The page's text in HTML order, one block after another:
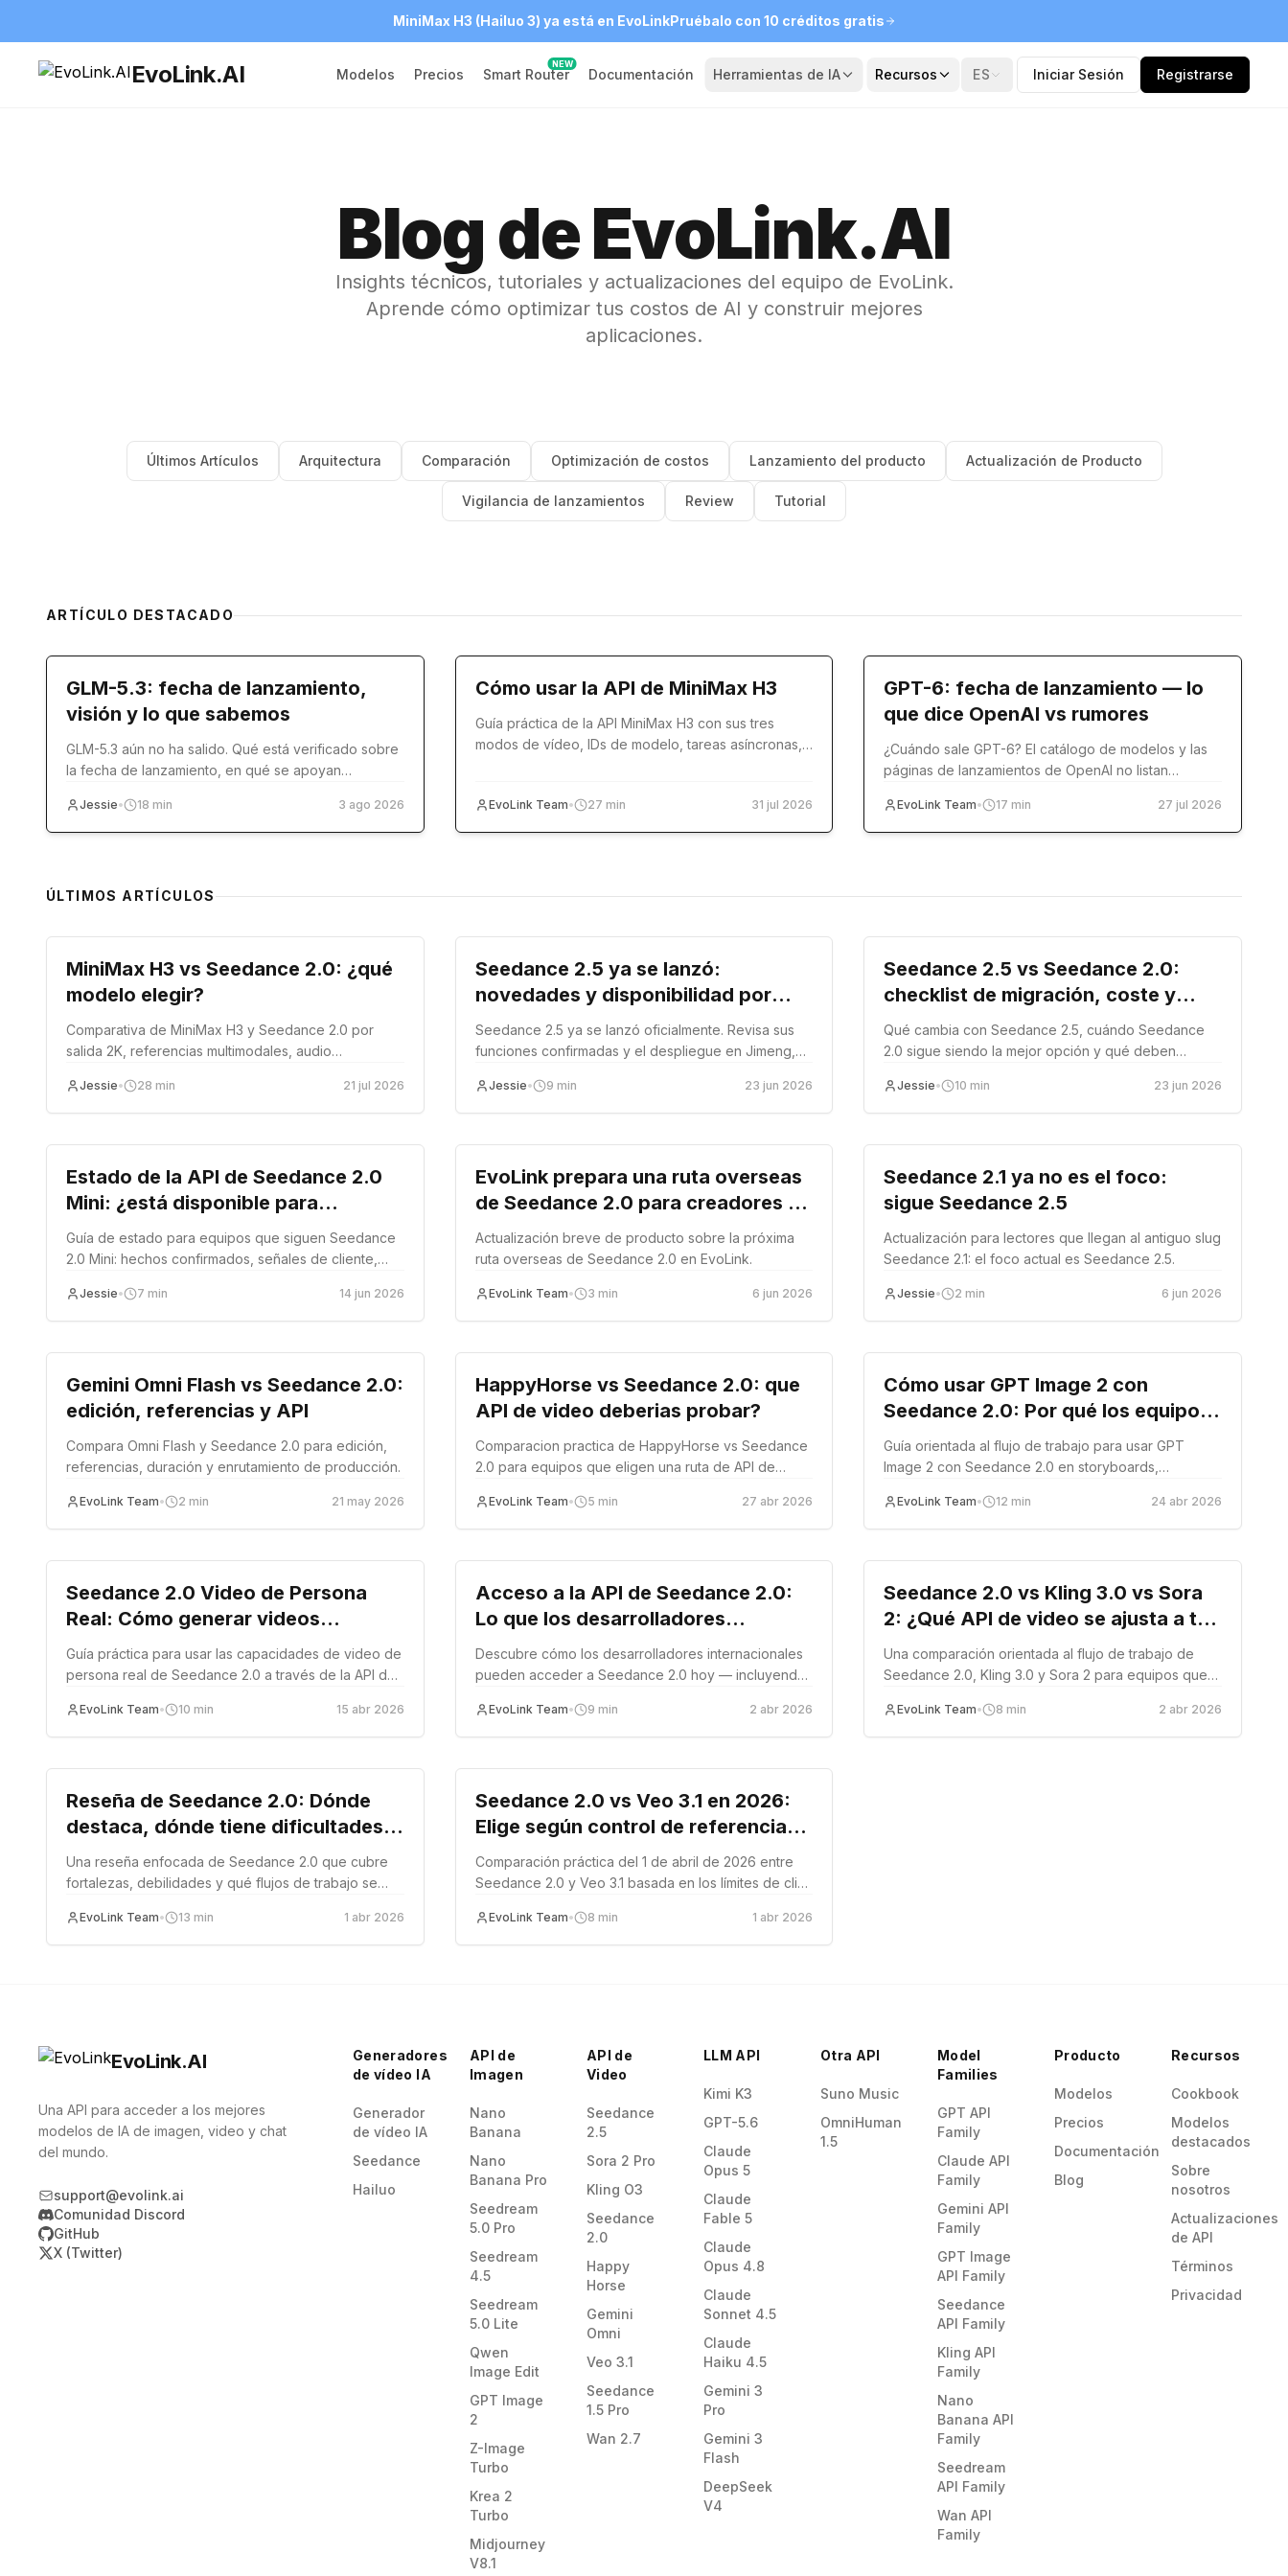
MiniMax H3 (Hailuo 3) ya está en EvoLinkPruébalo con 10 créditos gratis
EvoLink.AI Modelos Precios Smart Router
NEW
Documentación Herramientas de IA Recursos ES Iniciar Sesión Registrarse
Blog de EvoLink.AI
Insights técnicos, tutoriales y actualizaciones del equipo de EvoLink.
Aprende cómo optimizar tus costos de AI y construir mejores
aplicaciones.
Últimos Artículos Arquitectura Comparación Optimización de costos Lanzamiento del producto Actualización de Producto
Vigilancia de lanzamientos Review Tutorial
ARTÍCULO DESTACADO
GLM-5.3: fecha de lanzamiento,
visión y lo que sabemos
GLM-5.3 aún no ha salido. Qué está verificado sobre
la fecha de lanzamiento, en qué se apoyan
Jessie• 18 min 3 ago 2026
Cómo usar la API de MiniMax H3
Guía práctica de la API MiniMax H3 con sus tres
modos de vídeo, IDs de modelo, tareas asíncronas,
EvoLink Team• 27 min 31 jul 2026
GPT-6: fecha de lanzamiento — lo
que dice OpenAI vs rumores
¿Cuándo sale GPT-6? El catálogo de modelos y las
páginas de lanzamientos de OpenAI no listan
y Polymarket.
EvoLink Team• 17 min 27 jul 2026
ÚLTIMOS ARTÍCULOS
MiniMax H3 vs Seedance 2.0: ¿qué
modelo elegir?
Comparativa de MiniMax H3 y Seedance 2.0 por
salida 2K, referencias multimodales, audio
en un flujo de producción.
Jessie• 28 min 21 jul 2026
Seedance 2.5 ya se lanzó:
novedades y disponibilidad por
plataforma
Seedance 2.5 ya se lanzó oficialmente. Revisa sus
funciones confirmadas y el despliegue en Jimeng,
Jessie• 9 min 23 jun 2026
Seedance 2.5 vs Seedance 2.0:
checklist de migración, coste y
estabilidad
Qué cambia con Seedance 2.5, cuándo Seedance
2.0 sigue siendo la mejor opción y qué deben
un flujo de vídeo.
Jessie• 10 min 23 jun 2026
Lanzamiento del producto
Estado de la API de Seedance 2.0
Mini: ¿está disponible para
desarrolladores?
Guía de estado para equipos que siguen Seedance
2.0 Mini: hechos confirmados, señales de cliente,
Jessie• 7 min 14 jun 2026
Actualización de Producto
EvoLink prepara una ruta overseas
de Seedance 2.0 para creadores y
desarrolladores
Actualización breve de producto sobre la próxima
ruta overseas de Seedance 2.0 en EvoLink.
EvoLink Team• 3 min 6 jun 2026
Lanzamiento del producto
Seedance 2.1 ya no es el foco:
sigue Seedance 2.5
Actualización para lectores que llegan al antiguo slug
Seedance 2.1: el foco actual es Seedance 2.5.
Jessie• 2 min 6 jun 2026
Comparación
Gemini Omni Flash vs Seedance 2.0:
edición, referencias y API
Compara Omni Flash y Seedance 2.0 para edición,
referencias, duración y enrutamiento de producción.
EvoLink Team• 2 min 21 may 2026
Comparación
HappyHorse vs Seedance 2.0: que
API de video deberias probar?
Comparacion practica de HappyHorse vs Seedance
2.0 para equipos que eligen una ruta de API de
EvoLink Team• 5 min 27 abr 2026
guide
Cómo usar GPT Image 2 con
Seedance 2.0: Por qué los equipos
los combinan para storyboards y
videos cortos
Guía orientada al flujo de trabajo para usar GPT
Image 2 con Seedance 2.0 en storyboards,
EvoLink Team• 12 min 24 abr 2026
guide
Seedance 2.0 Video de Persona
Real: Cómo generar videos
realistas de personas reales vía API
Guía práctica para usar las capacidades de video de
persona real de Seedance 2.0 a través de la API de
compara con las alternativas.
EvoLink Team• 10 min 15 abr 2026
guide
Acceso a la API de Seedance 2.0:
Lo que los desarrolladores
internacionales deben saber (2026)
Descubre cómo los desarrolladores internacionales
pueden acceder a Seedance 2.0 hoy — incluyendo
multilingüe — qué ruta es la más fácil y cómo elegir
entre rutas oficiales y de socios.
EvoLink Team• 9 min 2 abr 2026
Comparación
Seedance 2.0 vs Kling 3.0 vs Sora
2: ¿Qué API de video se ajusta a tu
flujo de trabajo?
Una comparación orientada al flujo de trabajo de
Seedance 2.0, Kling 3.0 y Sora 2 para equipos que
de producción real.
EvoLink Team• 8 min 2 abr 2026
Review
Reseña de Seedance 2.0: Dónde
destaca, dónde tiene dificultades y
para quién es
Una reseña enfocada de Seedance 2.0 que cubre
fortalezas, debilidades y qué flujos de trabajo se
pesado en referencias.
EvoLink Team• 13 min 1 abr 2026
Comparación
Seedance 2.0 vs Veo 3.1 en 2026:
Elige según control de referencias,
duración de clips y flujo de audio
Comparación práctica del 1 de abril de 2026 entre
Seedance 2.0 y Veo 3.1 basada en los límites de clips
de flujo de trabajo.
EvoLink Team• 8 min 1 abr 2026
EvoLink.AI
Una API para acceder a los mejores
modelos de IA de imagen, video y chat
del mundo.
support@evolink.ai
Comunidad Discord
GitHub
X (Twitter)
Generadores
de vídeo IA
Generador
de vídeo IA
Seedance
Hailuo
API de
Imagen
Nano
Banana
Nano
Banana Pro
Seedream
5.0 Pro
Seedream
4.5
Seedream
5.0 Lite
Qwen
Image Edit
GPT Image
2
Z-Image
Turbo
Krea 2
Turbo
Midjourney
V8.1
API de
Video
Seedance
2.5
Sora 2 Pro
Kling O3
Seedance
2.0
Happy
Horse
Gemini
Omni
Veo 3.1
Seedance
1.5 Pro
Wan 2.7
LLM API
Kimi K3
GPT-5.6
Claude
Opus 5
Claude
Fable 5
Claude
Opus 4.8
Claude
Sonnet 4.5
Claude
Haiku 4.5
Gemini 3
Pro
Gemini 3
Flash
DeepSeek
V4
Otra API
Suno Music
OmniHuman
1.5
Model
Families
GPT API
Family
Claude API
Family
Gemini API
Family
GPT Image
API Family
Seedance
API Family
Kling API
Family
Nano
Banana API
Family
Seedream
API Family
Wan API
Family
Producto
Modelos
Precios
Documentación
Blog
Recursos
Cookbook
Modelos
destacados
Sobre
nosotros
Actualizaciones
de API
Términos
Privacidad